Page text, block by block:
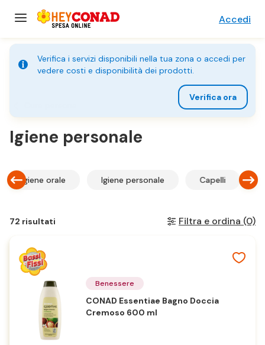
Accedi
Verifica i servizi disponibili nella tua zona o accedi per
vedere costi e disponibilità dei prodotti.
Verifica ora
Igiene personale
Igiene orale Igiene personale Capelli
72 risultati Filtra e ordina (0)
Benessere
CONAD Essentiae Bagno Doccia
Cremoso 600 ml